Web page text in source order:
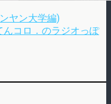
ヤン大学編)
コロ．のラジオっぽ